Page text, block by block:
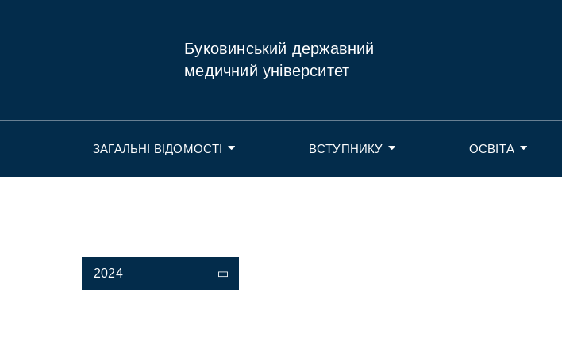
Буковинський державний
медичний університет
ЗАГАЛЬНІ ВІДОМОСТІ ВСТУПНИКУ ОСВІТА
2024